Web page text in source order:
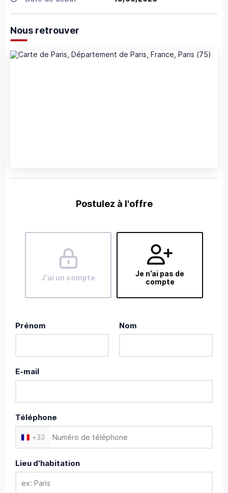
Nous retrouver
Postulez à l'offre
J'ai un compte
Je n’ai pas de
compte
Prénom Nom
E-mail
Téléphone
+33
Lieu d'habitation